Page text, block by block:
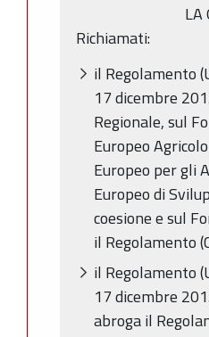
LA
Richiamati:
il Regolamento
17 dicembre
Regionale, sul
Europeo
Europeo per gli
Europeo di
coesione e sul
il Regolamento
il Regolamento
17 dicembre
abroga il